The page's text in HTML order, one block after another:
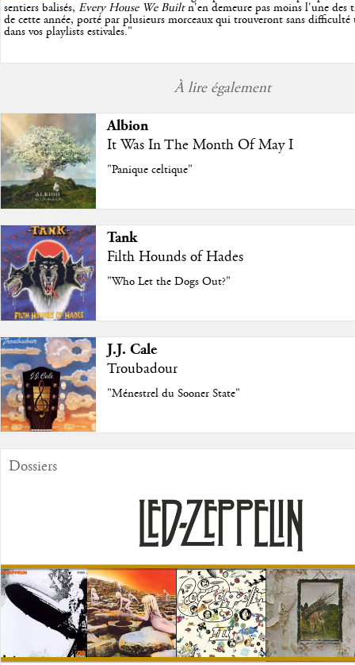
sentiers balisés, Every House We Builtn'en demeure pas moins l'une des
de cette année, porté par plusieurs morceaux qui trouveront sans difficulté
dans vos playlists estivales."
À lire également
Albion
It Was In The Month Of May I
"Panique celtique"
Tank
Filth Hounds of Hades
"Who Let the Dogs Out?"
J.J. Cale
Troubadour
"Ménestrel du Sooner State"
Dossiers